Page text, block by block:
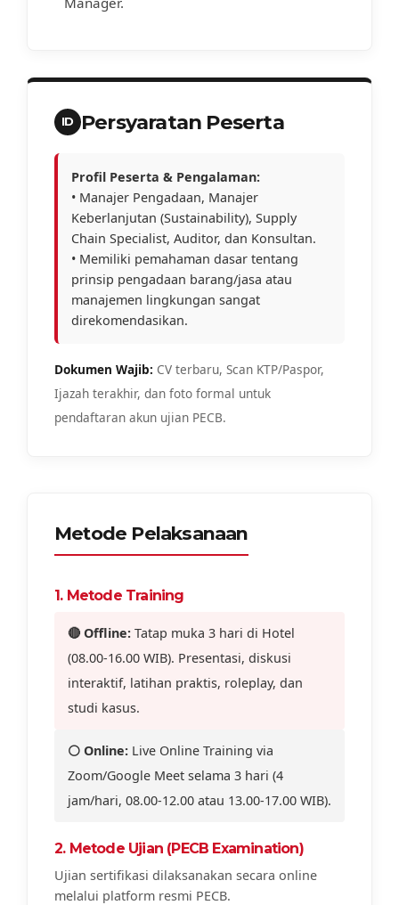
ID Persyaratan Peserta
Profil Peserta & Pengalaman:
• Manajer Pengadaan, Manajer
Keberlanjutan (Sustainability), Supply
Chain Specialist, Auditor, dan Konsultan.
• Memiliki pemahaman dasar tentang
prinsip pengadaan barang/jasa atau
manajemen lingkungan sangat
direkomendasikan.
Dokumen Wajib: CV terbaru, Scan KTP/Paspor,
Ijazah terakhir, dan foto formal untuk
pendaftaran akun ujian PECB.
Metode Pelaksanaan
1. Metode Training
🔴 Offline: Tatap muka 3 hari di Hotel
(08.00-16.00 WIB). Presentasi, diskusi
interaktif, latihan praktis, roleplay, dan
studi kasus.
⚪ Online: Live Online Training via
Zoom/Google Meet selama 3 hari (4
jam/hari, 08.00-12.00 atau 13.00-17.00 WIB).
2. Metode Ujian (PECB Examination)
Ujian sertifikasi dilaksanakan secara online
melalui platform resmi PECB.